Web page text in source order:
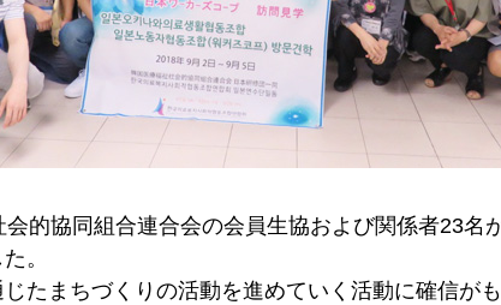
的協同組合連合会の会員生協および関係者23名
。
まちづくりの活動を進めていく活動に確信が